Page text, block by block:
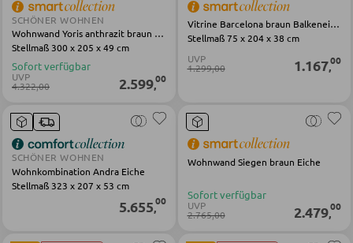
HOCKER
Sitzhocker
Barhocker
Sitzsäcke
SCHLAFEN
SCHÖNER WOHNEN
Wohnwand Yoris anthrazit braun Kerneiche
Stellmaß 300 x 205 x 49 cm
Sofort verfügbar
UVP
4.322,00 2.599,00
Vitrine Barcelona braun Balkeneiche
Stellmaß 75 x 204 x 38 cm
UVP
1.299,00 1.167,00
SCHÖNER WOHNEN
Wohnkombination Andra Eiche
Stellmaß 323 x 207 x 53 cm
5.655,00
Wohnwand Siegen braun Eiche
Sofort verfügbar
UVP
2.765,00 2.479,00